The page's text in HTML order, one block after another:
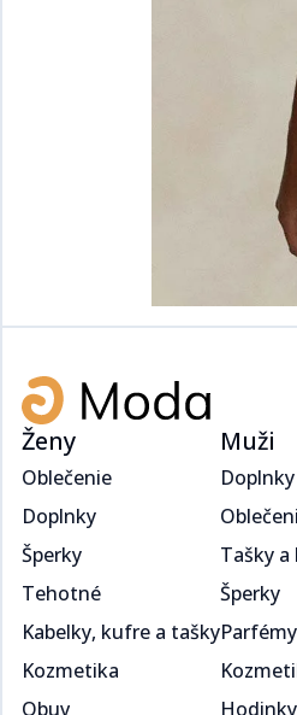
Ženy
Oblečenie
Doplnky
Šperky
Tehotné
Kabelky, kufre a tašky
Kozmetika
Obuv
Muži
Doplnky
Tašky
Šperky
Parfémy
Hodinky